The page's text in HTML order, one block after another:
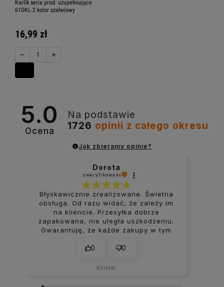
Karlik seria prod. uzupełniające
61DKL-2 kolor szałwiowy
16,99 zł
− +
5.0
Ocena
Na podstawie
1726 opinii z całego okresu
Jak zbieramy opinie?
Dorota
zweryfikowano
Błyskawicznie zrealizowane. Świetna
obsługa. Od razu widać, że zależy im
na kliencie. Przesyłka dobrze
zapakowana, nie uległa uszkodzeniu.
Gwarantuję, że każde zakupy w tym
ustach.
0 0
dzisiaj